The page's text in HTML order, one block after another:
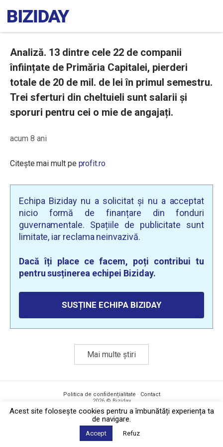
Analiză. 13 dintre cele 22 de companii
înființate de Primăria Capitalei, pierderi
totale de 20 de mil. de lei în primul semestru.
Trei sferturi din cheltuieli sunt salarii și
sporuri pentru cei o mie de angajați.
acum 8 ani
Citește mai mult pe profit.ro
Echipa Biziday nu a solicitat și nu a acceptat
nicio formă de finanțare din fonduri
guvernamentale. Spațiile de publicitate sunt
limitate, iar reclama neinvazivă.
Dacă îți place ce facem, poți contribui tu
pentru susținerea echipei Biziday.
SUSȚINE ECHIPA BIZIDAY
Mai multe știri
Politica de confidențialitate · Contact
2026 © Biziday
Acest site foloseşte cookies pentru a îmbunătăți experiența ta
de navigare.
Accept Refuz